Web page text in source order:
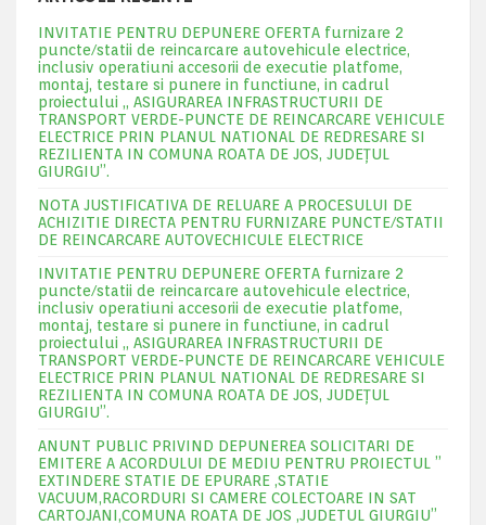
INVITATIE PENTRU DEPUNERE OFERTA furnizare 2
puncte/statii de reincarcare autovehicule electrice,
inclusiv operatiuni accesorii de executie platfome,
montaj, testare si punere in functiune, in cadrul
proiectului „ ASIGURAREA INFRASTRUCTURII DE
TRANSPORT VERDE-PUNCTE DE REINCARCARE VEHICULE
ELECTRICE PRIN PLANUL NATIONAL DE REDRESARE SI
REZILIENTA IN COMUNA ROATA DE JOS, JUDEŢUL
GIURGIU”.
NOTA JUSTIFICATIVA DE RELUARE A PROCESULUI DE
ACHIZITIE DIRECTA PENTRU FURNIZARE PUNCTE/STATII
DE REINCARCARE AUTOVECHICULE ELECTRICE
INVITATIE PENTRU DEPUNERE OFERTA furnizare 2
puncte/statii de reincarcare autovehicule electrice,
inclusiv operatiuni accesorii de executie platfome,
montaj, testare si punere in functiune, in cadrul
proiectului „ ASIGURAREA INFRASTRUCTURII DE
TRANSPORT VERDE-PUNCTE DE REINCARCARE VEHICULE
ELECTRICE PRIN PLANUL NATIONAL DE REDRESARE SI
REZILIENTA IN COMUNA ROATA DE JOS, JUDEŢUL
GIURGIU”.
ANUNT PUBLIC PRIVIND DEPUNEREA SOLICITARI DE
EMITERE A ACORDULUI DE MEDIU PENTRU PROIECTUL ”
EXTINDERE STATIE DE EPURARE ,STATIE
VACUUM,RACORDURI SI CAMERE COLECTOARE IN SAT
CARTOJANI,COMUNA ROATA DE JOS ,JUDETUL GIURGIU”